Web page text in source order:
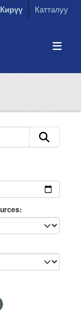
Кирүү Катталуу